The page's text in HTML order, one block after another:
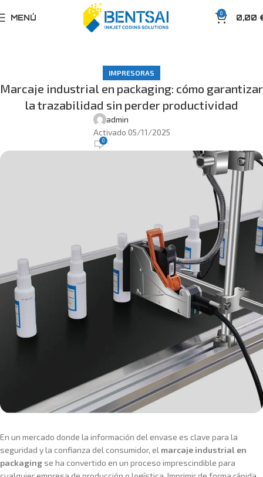
MENÚ 0 0,00
IMPRESORAS
Marcaje industrial en packaging: cómo garantizar
la trazabilidad sin perder productividad
admin
Activado 05/11/2025
0
En un mercado donde la información del envase es clave para la
seguridad y la confianza del consumidor, el marcaje industrial en
packaging se ha convertido en un proceso imprescindible para